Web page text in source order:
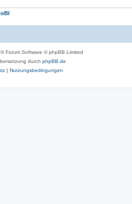
® Forum Software © phpBB Limited
durch phpBB.de
| Nutzungsbedingungen